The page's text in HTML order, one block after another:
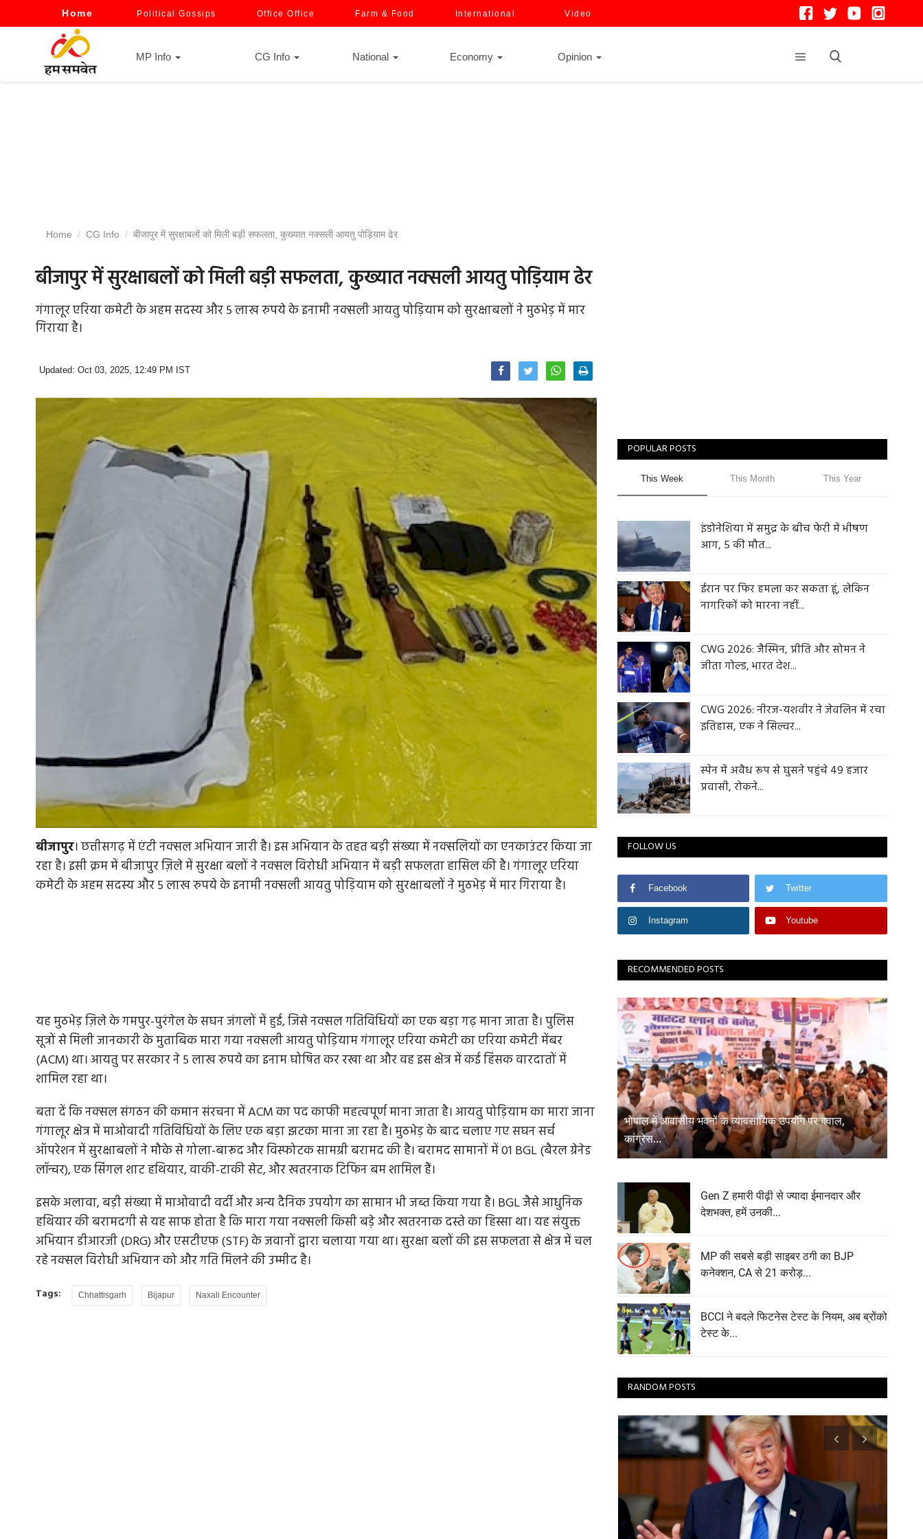
Home Political Gossips Office Office Farm & Food International Video
MP Info CG Info National Economy Opinion
Home CG Info बीजापुर में सुरक्षाबलों को मिली बड़ी सफलता, कुख्यात नक्सली आयतु पोड़ियाम ढेर
बीजापुर में सुरक्षाबलों को मिली बड़ी सफलता, कुख्यात नक्सली आयतु पोड़ियाम ढेर
गंगालूर एरिया कमेटी के अहम सदस्य और 5 लाख रुपये के इनामी नक्सली आयतु पोड़ियाम को सुरक्षाबलों ने मुठभेड़ में मार
गिराया है।
Updated: Oct 03, 2025, 12:49 PM IST
बीजापुर। छत्तीसगढ़ में एंटी नक्सल अभियान जारी है। इस अभियान के तहत बड़ी संख्या में नक्सलियों का एनकाउंटर किया जा
रहा है। इसी क्रम में बीजापुर ज़िले में सुरक्षा बलों ने नक्सल विरोधी अभियान में बड़ी सफलता हासिल की है। गंगालूर एरिया
कमेटी के अहम सदस्य और 5 लाख रुपये के इनामी नक्सली आयतु पोड़ियाम को सुरक्षाबलों ने मुठभेड़ में मार गिराया है।
यह मुठभेड़ ज़िले के गमपुर-पुरंगेल के सघन जंगलों में हुई, जिसे नक्सल गतिविधियों का एक बड़ा गढ़ माना जाता है। पुलिस
सूत्रों से मिली जानकारी के मुताबिक मारा गया नक्सली आयतु पोड़ियाम गंगालूर एरिया कमेटी का एरिया कमेटी मेंबर
(ACM) था। आयतु पर सरकार ने 5 लाख रुपये का इनाम घोषित कर रखा था और वह इस क्षेत्र में कई हिंसक वारदातों में
शामिल रहा था।
बता दें कि नक्सल संगठन की कमान संरचना में ACM का पद काफी महत्वपूर्ण माना जाता है। आयतु पोड़ियाम का मारा जाना
गंगालूर क्षेत्र में माओवादी गतिविधियों के लिए एक बड़ा झटका माना जा रहा है। मुठभेड़ के बाद चलाए गए सघन सर्च
ऑपरेशन में सुरक्षाबलों ने मौके से गोला-बारूद और विस्फोटक सामग्री बरामद की है। बरामद सामानों में 01 BGL (बैरल ग्रेनेड
लॉन्चर), एक सिंगल शाट हथियार, वाकी-टाकी सेट, और खतरनाक टिफिन बम शामिल हैं।
इसके अलावा, बड़ी संख्या में माओवादी वर्दी और अन्य दैनिक उपयोग का सामान भी जब्त किया गया है। BGL जैसे आधुनिक
हथियार की बरामदगी से यह साफ होता है कि मारा गया नक्सली किसी बड़े और खतरनाक दस्ते का हिस्सा था। यह संयुक्त
अभियान डीआरजी (DRG) और एसटीएफ (STF) के जवानों द्वारा चलाया गया था। सुरक्षा बलों की इस सफलता से क्षेत्र में चल
रहे नक्सल विरोधी अभियान को और गति मिलने की उम्मीद है।
Tags: Chhattisgarh Bijapur Naxali Encounter
POPULAR POSTS
This Week This Month This Year
इंडोनेशिया में समुद्र के बीच फेरी में भीषण
आग, 5 की मौत...
ईरान पर फिर हमला कर सकता हूं, लेकिन
नागरिकों को मारना नहीं...
CWG 2026: जैस्मिन, प्रीति और सोमन ने
जीता गोल्ड, भारत देश...
CWG 2026: नीरज-यशवीर ने जेवलिन में रचा
इतिहास, एक ने सिल्वर...
स्पेन में अवैध रूप से घुसने पहुंचे 49 हजार
प्रवासी, रोकने...
FOLLOW US
Facebook Twitter
Instagram Youtube
RECOMMENDED POSTS
भोपाल में आवासीय भवनों के व्यावसायिक उपयोग पर बवाल,
कांग्रेस...
Gen Z हमारी पीढ़ी से ज्यादा ईमानदार और
देशभक्त, हमें उनकी...
MP की सबसे बड़ी साइबर ठगी का BJP
कनेक्शन, CA से 21 करोड़...
BCCI ने बदले फिटनेस टेस्ट के नियम, अब ब्रोंको
टेस्ट के...
RANDOM POSTS